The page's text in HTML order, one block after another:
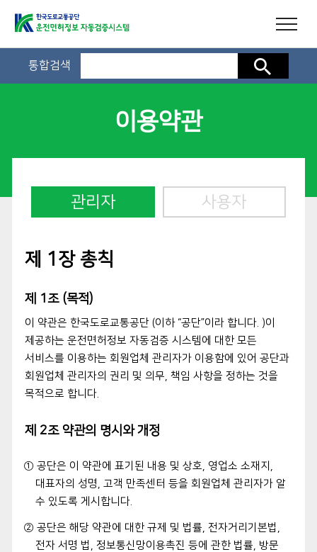
통합검색 검색
이용약관
관리자 사용자
제 1장 총칙
제 1조 (목적)
이 약관은 한국도로교통공단 (이하 “공단”이라 합니다. )이
제공하는 운전면허정보 자동검증 시스템에 대한 모든
서비스를 이용하는 회원업체 관리자가 이용함에 있어 공단과
회원업체 관리자의 권리 및 의무, 책임 사항을 정하는 것을
목적으로 합니다.
제 2조 약관의 명시와 개정
① 공단은 이 약관에 표기된 내용 및 상호, 영업소 소재지,
대표자의 성명, 고객 만족센터 등을 회원업체 관리자가 알
수 있도록 게시합니다.
② 공단은 해당 약관에 대한 규제 및 법률, 전자거리기본법,
전자 서명 법, 정보통신망이용촉진 등에 관한 법률, 방문